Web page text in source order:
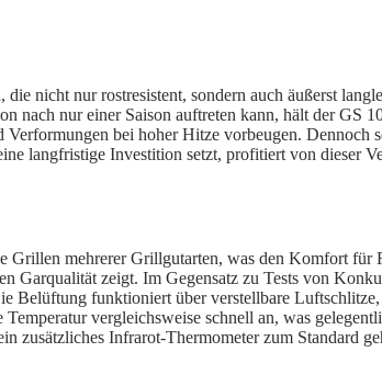
nicht nur rostresistent, sondern auch äußerst
nach nur einer Saison auftreten kann, hält der GS
bei hoher Hitze vorbeugen. Dennoch
langfristige Investition setzt, profitiert von dieser
mehrerer Grillgutarten, was den Komfort
Garqualität zeigt. Im Gegensatz zu Tests von
Belüftung funktioniert über verstellbare
vergleichsweise schnell an, was
zusätzliches Infrarot-Thermometer zum Standard